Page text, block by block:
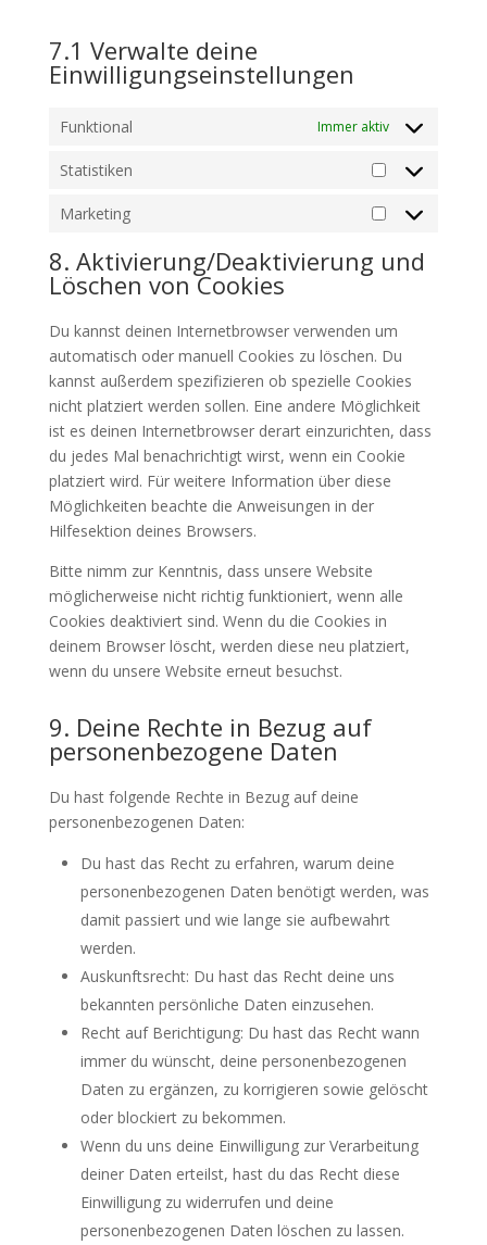
7.1 Verwalte deine
Einwilligungseinstellungen
Funktional Immer aktiv
Statistiken
Statistiken
Marketing
Marketing
8. Aktivierung/Deaktivierung und
Löschen von Cookies
Du kannst deinen Internetbrowser verwenden um
automatisch oder manuell Cookies zu löschen. Du
kannst außerdem spezifizieren ob spezielle Cookies
nicht platziert werden sollen. Eine andere Möglichkeit
ist es deinen Internetbrowser derart einzurichten, dass
du jedes Mal benachrichtigt wirst, wenn ein Cookie
platziert wird. Für weitere Information über diese
Möglichkeiten beachte die Anweisungen in der
Hilfesektion deines Browsers.
Bitte nimm zur Kenntnis, dass unsere Website
möglicherweise nicht richtig funktioniert, wenn alle
Cookies deaktiviert sind. Wenn du die Cookies in
deinem Browser löscht, werden diese neu platziert,
wenn du unsere Website erneut besuchst.
9. Deine Rechte in Bezug auf
personenbezogene Daten
Du hast folgende Rechte in Bezug auf deine
personenbezogenen Daten:
Du hast das Recht zu erfahren, warum deine
personenbezogenen Daten benötigt werden, was
damit passiert und wie lange sie aufbewahrt
werden.
Auskunftsrecht: Du hast das Recht deine uns
bekannten persönliche Daten einzusehen.
Recht auf Berichtigung: Du hast das Recht wann
immer du wünscht, deine personenbezogenen
Daten zu ergänzen, zu korrigieren sowie gelöscht
oder blockiert zu bekommen.
Wenn du uns deine Einwilligung zur Verarbeitung
deiner Daten erteilst, hast du das Recht diese
Einwilligung zu widerrufen und deine
personenbezogenen Daten löschen zu lassen.